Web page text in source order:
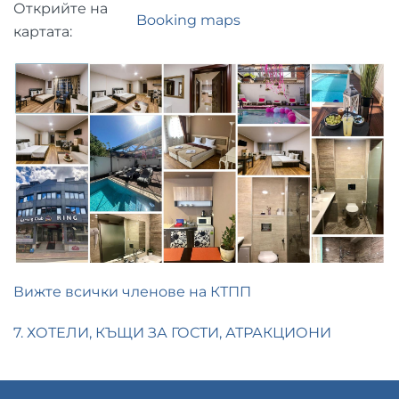
Открийте на
картата:
Booking maps
Вижте всички членове на КТПП
7. ХОТЕЛИ, КЪЩИ ЗА ГОСТИ, АТРАКЦИОНИ